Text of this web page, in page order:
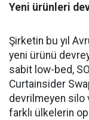
Yeni ürünleri
Şirketin bu yıl
yeni ürünü
sabit low-bed,
Curtainsider
devrilme­yen silo
farklı ülkelerin